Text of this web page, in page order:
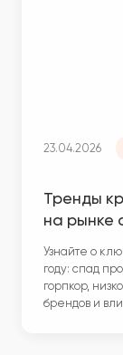
23.04.2026
Тренды
на рынке
Узнайте о
году: спад
горпкор,
брендов и